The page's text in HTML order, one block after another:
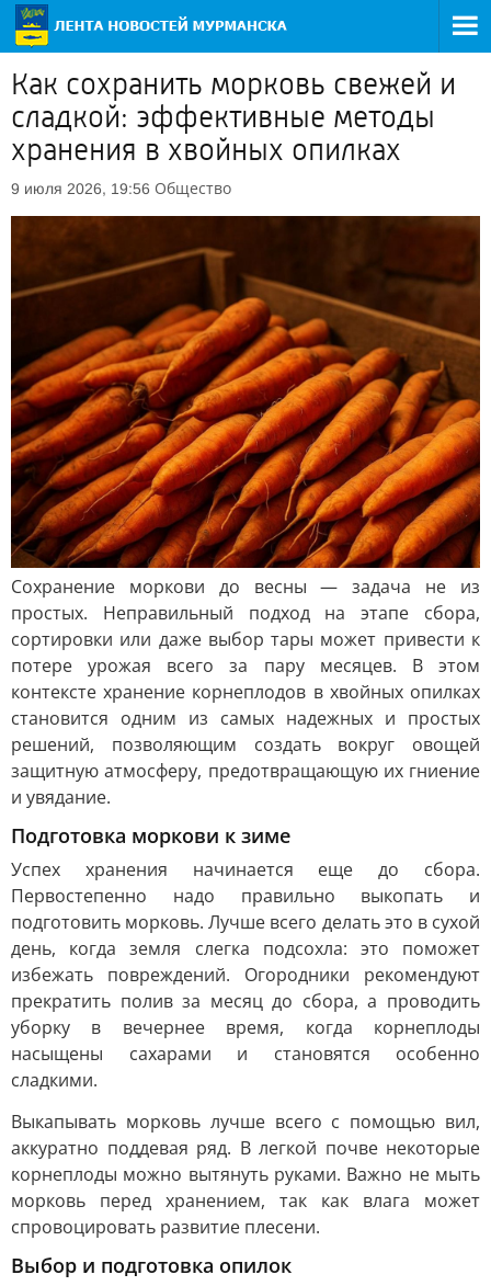
Как сохранить морковь свежей и
сладкой: эффективные методы
хранения в хвойных опилках
9 июля 2026, 19:56 Общество
Сохранение моркови до весны — задача не из
простых. Неправильный подход на этапе сбора,
сортировки или даже выбор тары может привести к
потере урожая всего за пару месяцев. В этом
контексте хранение корнеплодов в хвойных опилках
становится одним из самых надежных и простых
решений, позволяющим создать вокруг овощей
защитную атмосферу, предотвращающую их гниение
и увядание.
Подготовка моркови к зиме
Успех хранения начинается еще до сбора.
Первостепенно надо правильно выкопать и
подготовить морковь. Лучше всего делать это в сухой
день, когда земля слегка подсохла: это поможет
избежать повреждений. Огородники рекомендуют
прекратить полив за месяц до сбора, а проводить
уборку в вечернее время, когда корнеплоды
насыщены сахарами и становятся особенно
сладкими.
Выкапывать морковь лучше всего с помощью вил,
аккуратно поддевая ряд. В легкой почве некоторые
корнеплоды можно вытянуть руками. Важно не мыть
морковь перед хранением, так как влага может
спровоцировать развитие плесени.
Выбор и подготовка опилок